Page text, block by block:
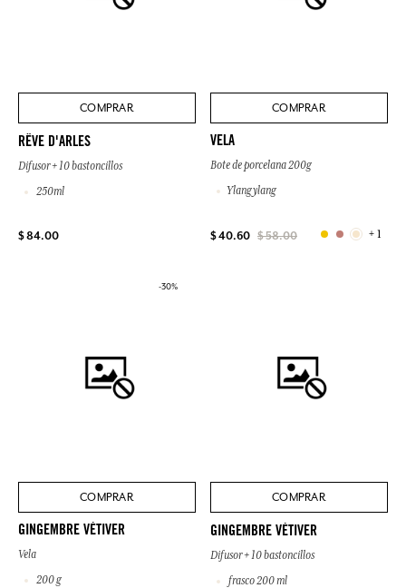
COMPRAR
RÊVE D'ARLES
Difusor + 10 bastoncillos
250ml
$ 84.00
COMPRAR
VELA
Bote de porcelana 200g
Ylang ylang
$ 40.60 $ 58.00 + 1
-30%
COMPRAR
GINGEMBRE VÉTIVER
Vela
200 g
COMPRAR
GINGEMBRE VÉTIVER
Difusor + 10 bastoncillos
frasco 200 ml